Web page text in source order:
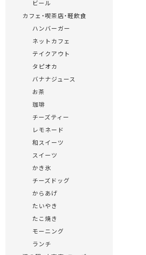
ビール
カフェ・喫茶店・軽飲食
ハンバーガー
ネットカフェ
テイクアウト
タピオカ
バナナジュース
お茶
珈琲
チーズティー
レモネード
和スイーツ
スイーツ
かき氷
チーズドッグ
からあげ
たいやき
たこ焼き
モーニング
ランチ